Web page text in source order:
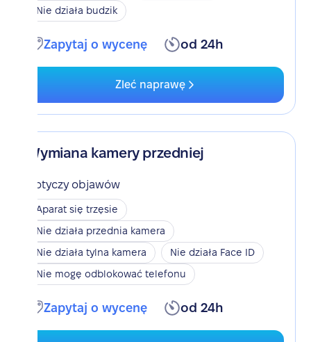
Nie działa budzik
Zapytaj o wycenę od 24h
Zleć naprawę
Wymiana kamery przedniej
Dotyczy objawów
Aparat się trzęsie
Nie działa przednia kamera
Nie działa tylna kamera
Nie działa Face ID
Nie mogę odblokować telefonu
Zapytaj o wycenę od 24h